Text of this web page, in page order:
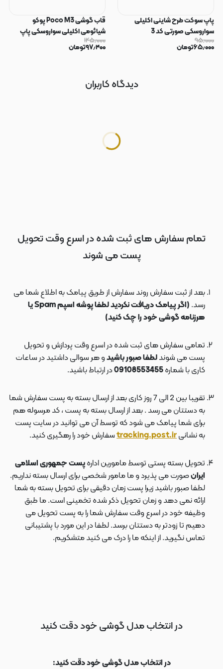
پاپ سوکت طرح شاینی اکلیلی
سواروسکی صورتی کد 3
۹۵٫۰۰۰
۶۵٫۰۰۰تومان
قاب گوشی Poco M3 پوکو
شیائومی اکلیلی سواروسکی پاپ
سوکت دار محافظ لنز دار صورتی کد
۱۴۵٫۰۰۰
۹۷٫۴۰۰تومان
دیدگاه کاربران
تمام سفارش های ثبت شده در اسرع وقت تحویل
پست می شوند
بعد از ثبت سفارش روند سفارش از طریق پیامک به اطلاع شما می
رسد.
(اگر پیامک دریافت نکردید لطفا پوشه اسپم Spam یا
هرزنامه گوشی خود را چک کنید)
تمامی سفارش های ثبت شده در اسرع وقت پردازش و تحویل
پست می شوندلطفا صبور باشیدو هر سوالی داشتید در ساعات
کاری با شماره
در ارتباط باشید.
تقریبا بین 2 الی 7 روز کاری بعد از ارسال بسته به پست سفارش شما
به دستتان می رسد . بعد از ارسال بسته به پست ، کد مرسوله هم
برای شما پیامک می شود که توسط آن می توانید در سایت پست
به نشانیtracking.post.irسفارش خود را رهگیری کنید.
تحویل بسته پستی توسط مامورین ادارهپست جمهوری اسلامی
ایرانصورت می پذیرد و ما مامور شخصی برای ارسال بسته نداریم.
لطفا صبور باشید زیرا پست زمان دقیقی برای تحویل بسته به شما
ارائه نمی دهد و زمان تحویل ذکر شده تخمینی است. ما طبق
وظیفه خود در اسرع وقت سفارش شما را به پست تحویل می
دهیم تا زودتر به دستتان برسد. لطفا در این مورد با پشتیبانی
تماس نگیرید. از اینکه ما را درک می کنید متشکریم.
در انتخاب مدل گوشی خود دقت کنید
در انتخاب مدل گوشی خود دقت کنید: